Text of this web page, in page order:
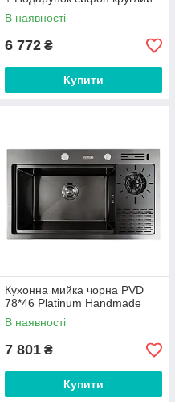
та дозатор
В наявності
6 772 ₴
Купити
Кухонна мийка чорна PVD
78*46 Platinum Handmade
В наявності
7 801 ₴
Купити